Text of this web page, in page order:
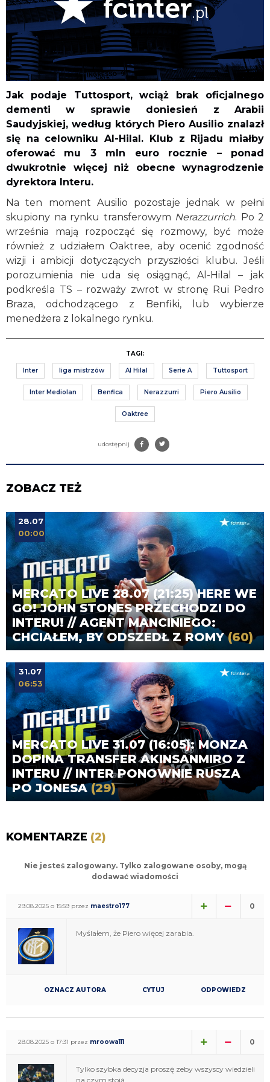
Jak podaje Tuttosport, wciąż brak oficjalnego
dementi w sprawie doniesień z Arabii
Saudyjskiej, według których Piero Ausilio znalazł
się na celowniku Al-Hilal. Klub z Rijadu miałby
oferować mu 3 mln euro rocznie – ponad
dwukrotnie więcej niż obecne wynagrodzenie
dyrektora Interu.
Na ten moment Ausilio pozostaje jednak w pełni
skupiony na rynku transferowym Nerazzurrich. Po 2
września mają rozpocząć się rozmowy, być może
również z udziałem Oaktree, aby ocenić zgodność
wizji i ambicji dotyczących przyszłości klubu. Jeśli
porozumienia nie uda się osiągnąć, Al-Hilal – jak
podkreśla TS – rozważy zwrot w stronę Rui Pedro
Braza, odchodzącego z Benfiki, lub wybierze
menedżera z lokalnego rynku.
TAGI:
Inter liga mistrzów Al Hilal Serie A Tuttosport
Inter Mediolan Benfica Nerazzurri Piero Ausilio
Oaktree
udostępnij
ZOBACZ TEŻ
MERCATO LIVE 28.07 (21:25) HERE WE
GO! JOHN STONES PRZECHODZI DO
INTERU! // AGENT MANCINIEGO:
CHCIAŁEM, BY ODSZEDŁ Z ROMY(60)
28.07
00:00
MERCATO LIVE 31.07 (16:05): MONZA
DOPINA TRANSFER AKINSANMIRO Z
INTERU // INTER PONOWNIE RUSZA
PO JONESA(29)
31.07
06:53
KOMENTARZE (2)
Nie jesteś zalogowany. Tylko zalogowane osoby, mogą
dodawać wiadomości
29.08.2025 o 15:59 przez maestro177 0
Myślałem, że Piero więcej zarabia.
OZNACZ AUTORA CYTUJ ODPOWIEDZ
28.08.2025 o 17:31 przez mroowa111 0
Tylko szybka decyzja proszę zeby wszyscy wiedzieli
na czym stoją